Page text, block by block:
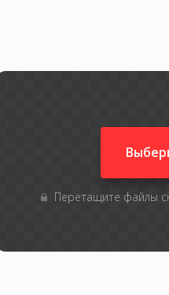
Перетащите файлы